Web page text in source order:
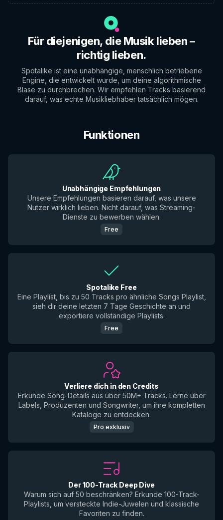
Für diejenigen, die Musik lieben –
richtig lieben.
Spotalike ist eine unabhängige, menschlich betriebene
Engine, die entwickelt wurde, um deine algorithmische
Blase zu durchbrechen. Wir empfehlen Tracks basierend
darauf, was echte Musikliebhaber tatsächlich mögen.
Funktionen
Unabhängige Empfehlungen
Unsere Empfehlungen basieren darauf, was unsere
Nutzer wirklich lieben. Nicht darauf, was Streaming-
Dienste zu bewerben wählen.
Free
Spotalike Free
Eine Playlist, bis zu 50 Tracks pro ähnliche Songs Playlist,
sieh dir deine letzten 7 Tage Geschichte an und
exportiere vollständige Playlists.
Free
Verliere dich in den Credits
Erkunde Song-Details aus über 50M+ Tracks. Lerne über
Labels, Produzenten und Songwriter, um ihre kompletten
Kataloge zu entdecken.
Pro exklusiv
Der 100-Track Deep Dive
Warum sich auf 50 beschränken? Erkunde 100-Track-
Playlists, um versteckte Indie-Juwelen und klassische
Favoriten zu finden.